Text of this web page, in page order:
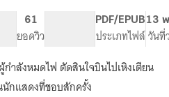
บน
ปลาย
นิ้ว
(มี
E-
Book)
61
ยอดวิว
PDF/EPUB
ประเภทไฟล์
13
วันที่
ำลังหมดไฟ ตัดสินใจบินไปเหิงเตียน
กแสดงที่ชอบสักครั้ง